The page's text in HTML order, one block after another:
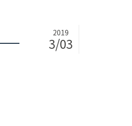
2019
3/03